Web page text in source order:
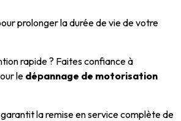
prolonger la durée de vie de votre
rapide ? Faites confiance à
le dépannage de motorisation
la remise en service complète de